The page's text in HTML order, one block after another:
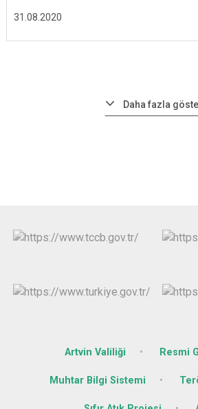
31.08.2020
Daha fazla
Artvin Valiliği Resmi
Muhtar Bilgi Sistemi